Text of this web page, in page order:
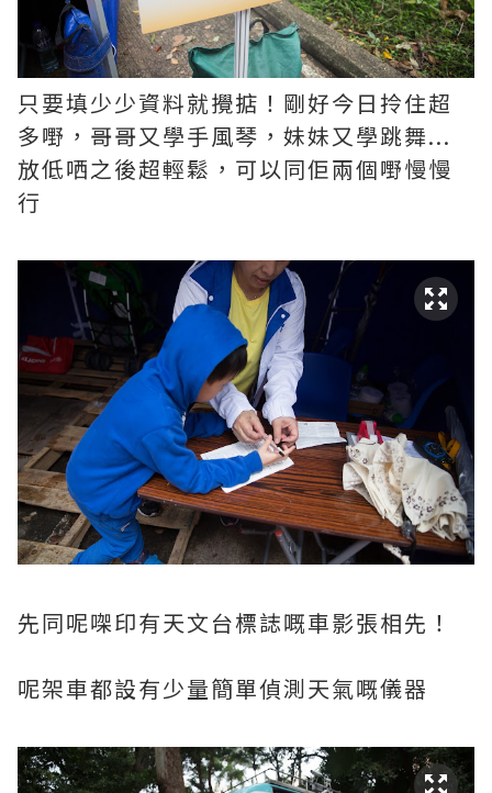
只要填少少資料就攪掂！剛好今日拎住超
多嘢，哥哥又學手風琴，妹妹又學跳舞...
放低哂之後超輕鬆，可以同佢兩個嘢慢慢
行
先同呢㗎印有天文台標誌嘅車影張相先！
呢架車都設有少量簡單偵測天氣嘅儀器